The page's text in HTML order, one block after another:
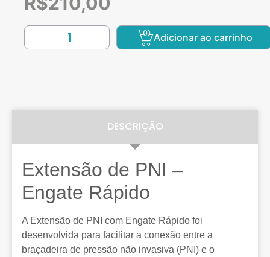
Adicionar ao carrinho
DESCRIÇÃO
Extensão de PNI –
Engate Rápido
A Extensão de PNI com Engate Rápido foi
desenvolvida para facilitar a conexão entre a
braçadeira de pressão não invasiva (PNI) e o